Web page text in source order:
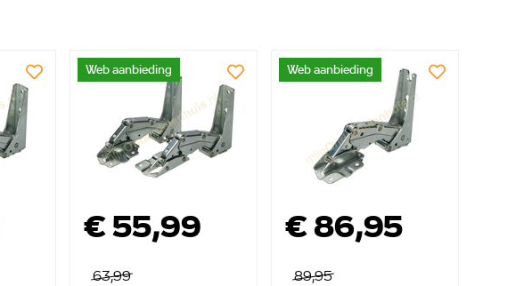
Web aanbieding
€ 55,99
63,99
Web aanbieding
€ 86,95
89,95